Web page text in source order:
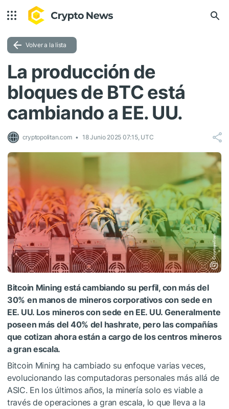
Volver a la lista
La producción de
bloques de BTC está
cambiando a EE. UU.
cryptopolitan.com 18 Junio 2025 07:15, UTC
Bitcoin Mining está cambiando su perfil, con más del
30% en manos de mineros corporativos con sede en
EE. UU. Los mineros con sede en EE. UU. Generalmente
poseen más del 40% del hashrate, pero las compañías
que cotizan ahora están a cargo de los centros mineros
a gran escala.
Bitcoin Mining ha cambiado su enfoque varias veces,
evolucionando las computadoras personales más allá de
ASIC. En los últimos años, la minería solo es viable a
través de operaciones a gran escala, lo que lleva a la